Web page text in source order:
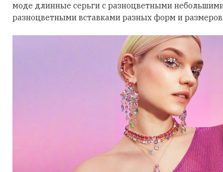
моде длинные серьги с разноцветными
разноцветными вставками разных форм и